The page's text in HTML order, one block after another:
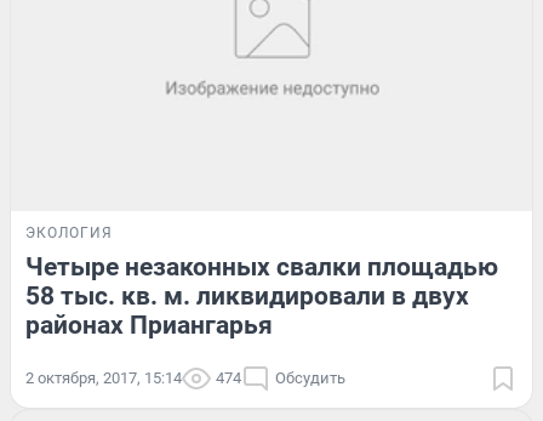
ЭКОЛОГИЯ
Четыре незаконных свалки площадью
58 тыс. кв. м. ликвидировали в двух
районах Приангарья
2 октября, 2017, 15:14 474 Обсудить